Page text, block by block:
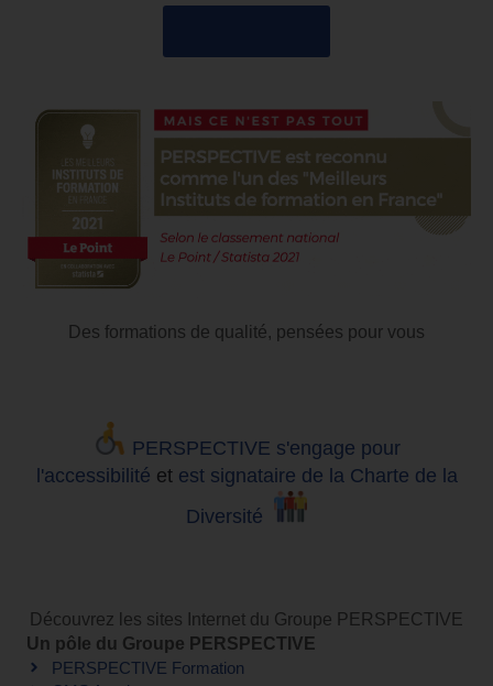
Des formations de qualité, pensées pour vous
PERSPECTIVE s'engage pour
l'accessibilité et est signataire de la Charte de la
Diversité
Découvrez les sites Internet du Groupe PERSPECTIVE
Un pôle du Groupe PERSPECTIVE
PERSPECTIVE Formation